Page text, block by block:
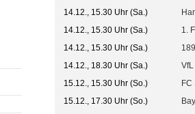
14.12., 15.30 Uhr (Sa.)
14.12., 15.30 Uhr (Sa.)
1.
14.12., 15.30 Uhr (Sa.)
14.12., 18.30 Uhr (Sa.)
15.12., 15.30 Uhr (So.)
15.12., 17.30 Uhr (So.)